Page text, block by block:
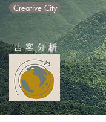
吉 客 分析
Creative City